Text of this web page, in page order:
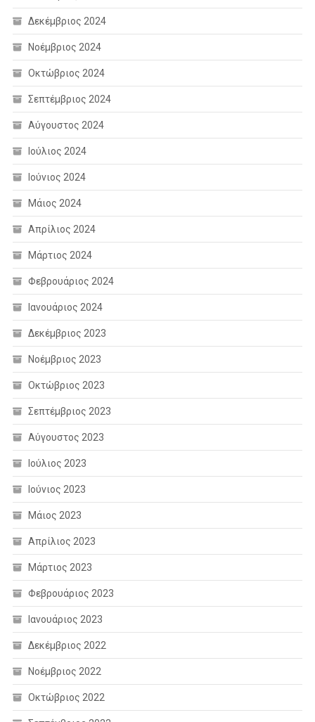
Δεκέμβριος 2024
Νοέμβριος 2024
Οκτώβριος 2024
Σεπτέμβριος 2024
Αύγουστος 2024
Ιούλιος 2024
Ιούνιος 2024
Μάιος 2024
Απρίλιος 2024
Μάρτιος 2024
Φεβρουάριος 2024
Ιανουάριος 2024
Δεκέμβριος 2023
Νοέμβριος 2023
Οκτώβριος 2023
Σεπτέμβριος 2023
Αύγουστος 2023
Ιούλιος 2023
Ιούνιος 2023
Μάιος 2023
Απρίλιος 2023
Μάρτιος 2023
Φεβρουάριος 2023
Ιανουάριος 2023
Δεκέμβριος 2022
Νοέμβριος 2022
Οκτώβριος 2022